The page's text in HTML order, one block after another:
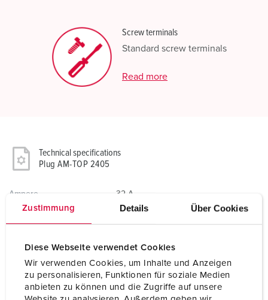
Zustimmung Details Über Cookies
Diese Webseite verwendet Cookies
Wir verwenden Cookies, um Inhalte und Anzeigen
zu personalisieren, Funktionen für soziale Medien
anbieten zu können und die Zugriffe auf unsere
Screw terminals
Standard screw terminals
Read more
Technical specifications
Plug AM-TOP 2405
Ampere 32 A
Voltage 230 V
Clock position 9 h
Hertz 50-60 Hz